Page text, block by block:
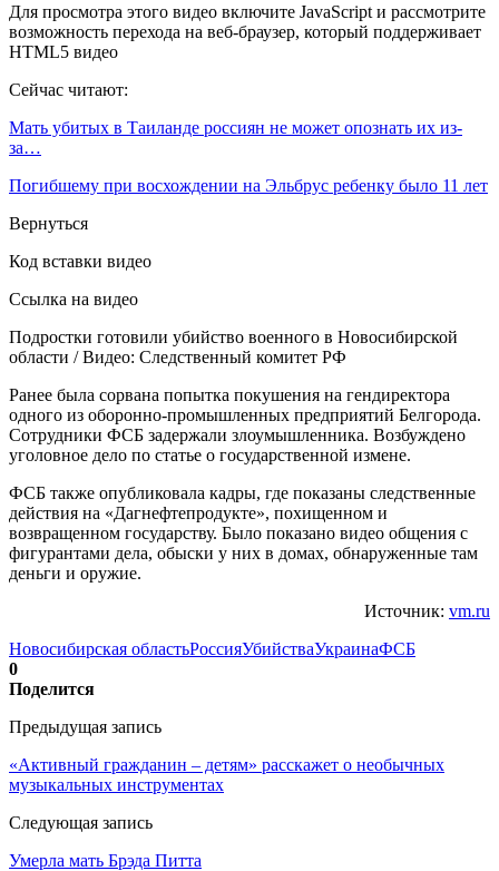
Для просмотра этого видео включите JavaScript и рассмотрите
возможность перехода на веб-браузер, который поддерживает
HTML5 видео
Сейчас читают:
Мать убитых в Таиланде россиян не может опознать их из-
за…
Погибшему при восхождении на Эльбрус ребенку было 11 лет
Вернуться
Код вставки видео
Ссылка на видео
Подростки готовили убийство военного в Новосибирской
области / Видео: Следственный комитет РФ
Ранее была сорвана попытка покушения на гендиректора
одного из оборонно-промышленных предприятий Белгорода.
Сотрудники ФСБ задержали злоумышленника. Возбуждено
уголовное дело по статье о государственной измене.
ФСБ также опубликовала кадры, где показаны следственные
действия на «Дагнефтепродукте», похищенном и
возвращенном государству. Было показано видео общения с
фигурантами дела, обыски у них в домах, обнаруженные там
деньги и оружие.
Источник: vm.ru
Новосибирская областьРоссияУбийстваУкраинаФСБ
0
Поделится
Предыдущая запись
«Активный гражданин – детям» расскажет о необычных
музыкальных инструментах
Следующая запись
Умерла мать Брэда Питта